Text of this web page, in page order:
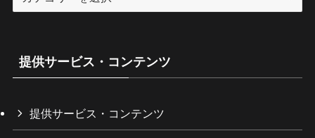
テ
ー
提供サービス・コンテンツ
提供サービス・コンテンツ